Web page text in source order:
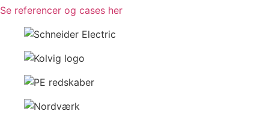
Se referencer og cases her